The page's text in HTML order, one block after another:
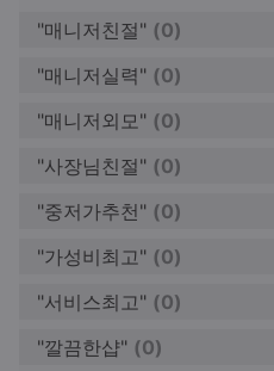
"매니저친절" (0)
"매니저실력" (0)
"매니저외모" (0)
"사장님친절" (0)
"중저가추천" (0)
"가성비최고" (0)
"서비스최고" (0)
"깔끔한샵" (0)